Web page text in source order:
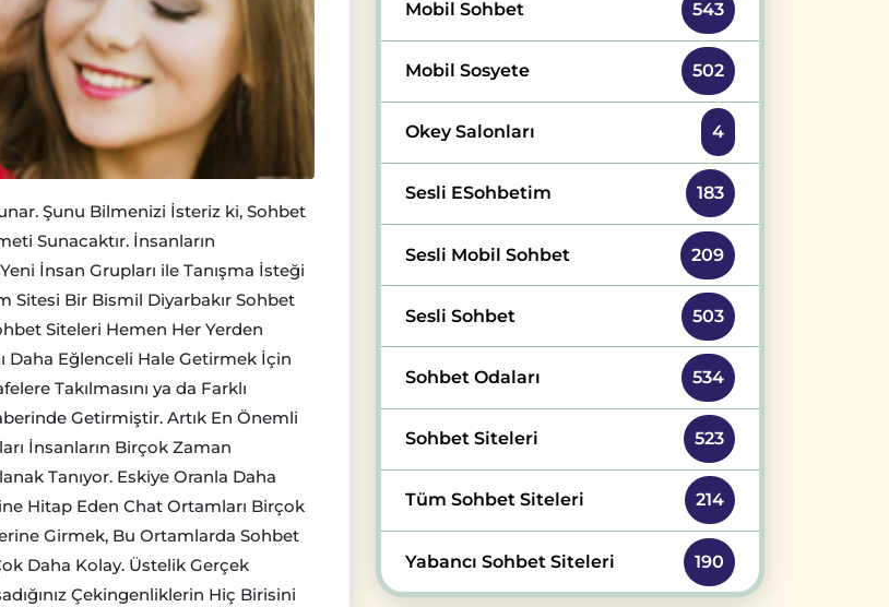
Şunu Bilmenizi İsteriz ki, Sohbet
Sunacaktır. İnsanların
İnsan Grupları ile Tanışma İsteği
Sitesi Bir Bismil Diyarbakır Sohbet
Siteleri Hemen Her Yerden
Daha Eğlenceli Hale Getirmek İçin
Takılmasını ya da Farklı
Getirmiştir. Artık En Önemli
İnsanların Birçok Zaman
Tanıyor. Eskiye Oranla Daha
Hitap Eden Chat Ortamları Birçok
Girmek, Bu Ortamlarda Sohbet
Daha Kolay. Üstelik Gerçek
Çekingenliklerin Hiç Birisini
Mobil Sohbet 543
Mobil Sosyete 502
Okey Salonları 4
Sesli ESohbetim 183
Sesli Mobil Sohbet 209
Sesli Sohbet 503
Sohbet Odaları 534
Sohbet Siteleri 523
Tüm Sohbet Siteleri 214
Yabancı Sohbet Siteleri 190